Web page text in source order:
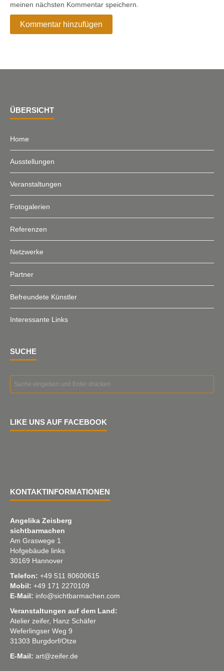
meinen nächsten Kommentar speichern.
ÜBERSICHT
Home
Ausstellungen
Veranstaltungen
Fotogalerien
Referenzen
Netzwerke
Partner
Befreundete Künstler
Interessante Links
SUCHE
LIKE UNS AUF FACEBOOK
KONTAKTINFORMATIONEN
Angelika Zeisberg
sichtbarmachen
Am Graswege 1
Hofgebäude links
30169 Hannover
Telefon: +49 511 80600615
Mobil: +49 171 2270109
E-Mail: info@sichtbarmachen.com
Veranstaltungen auf dem Land:
Atelier zeifer, Hanz Schäfer
Weferlingser Weg 9
31303 Burgdorf/Otze
E-Mail: art@zeifer.de